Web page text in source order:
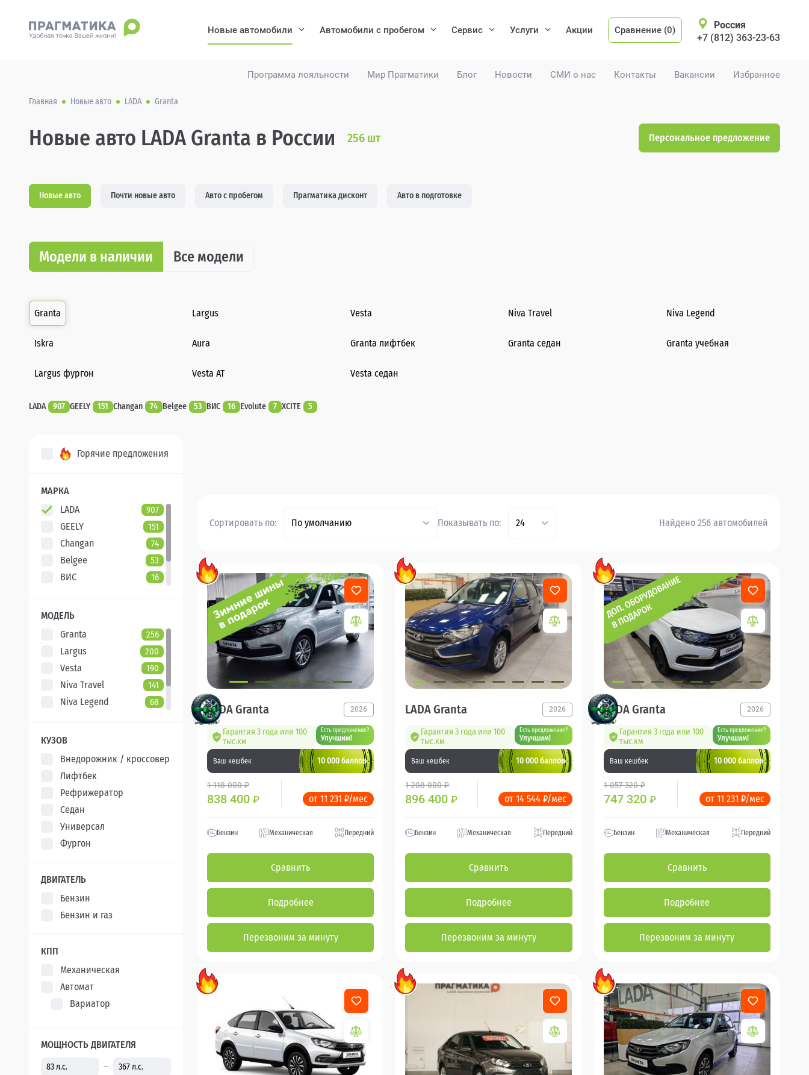
Программа лояльности Мир Прагматики Блог Новости СМИ о нас Контакты Вакансии Избранное
Новые автомобили Автомобили с пробегом Сервис Услуги Акции Сравнение (0)
Россия
+7 (812) 363-23-63
Главная Новые авто LADA Granta
Новые авто LADA Granta в России 256 шт Персональное предложение
Новые авто Почти новые авто Авто с пробегом Прагматика дисконт Авто в подготовке
Модели в наличии Все модели
Granta Largus Vesta Niva Travel Niva Legend
Iskra Aura Granta лифтбек Granta седан Granta учебная
Largus фургон Vesta AT Vesta седан
LADA 907 GEELY 151 Changan 74 Belgee 53 ВИС 16 Evolute 7 XCITE 5
Горячие предложения
МАРКА
LADA
907
GEELY 151
Changan 74
Belgee 53
ВИС 16
XCITE
МОДЕЛЬ
Granta
256
Largus 200
Vesta 190
Niva Travel 141
Niva Legend 68
Aura
КУЗОВ
Внедорожник / кроссовер
Лифтбек
Рефрижератор
Седан
Универсал
Фургон
ДВИГАТЕЛЬ
Бензин
Бензин и газ
КПП
Механическая
Автомат
Вариатор
МОЩНОСТЬ ДВИГАТЕЛЯ
Сортировать по: По умолчанию Показывать по: 24 Найдено 256 автомобилей
LADA Granta 2026
Гарантия 3 года или 100
тыс.км
Есть предложение?
Улучшим!
Ваш кешбек 10 000 баллов
1 118 000 ₽
838 400 ₽ от 11 231 ₽/мес
Бензин Механическая Передний
Сравнить
Подробнее
Перезвоним за минуту
LADA Granta 2026
Гарантия 3 года или 100
тыс.км
Есть предложение?
Улучшим!
Ваш кешбек 10 000 баллов
1 208 000 ₽
896 400₽ от 14 544 ₽/мес
Бензин Механическая Передний
Сравнить
Подробнее
Перезвоним за минуту
LADA Granta 2026
Гарантия 3 года или 100
тыс.км
Есть предложение?
Улучшим!
Ваш кешбек 10 000 баллов
1 057 320 ₽
747 320 ₽ от 11 231 ₽/мес
Бензин Механическая Передний
Сравнить
Подробнее
Перезвоним за минуту